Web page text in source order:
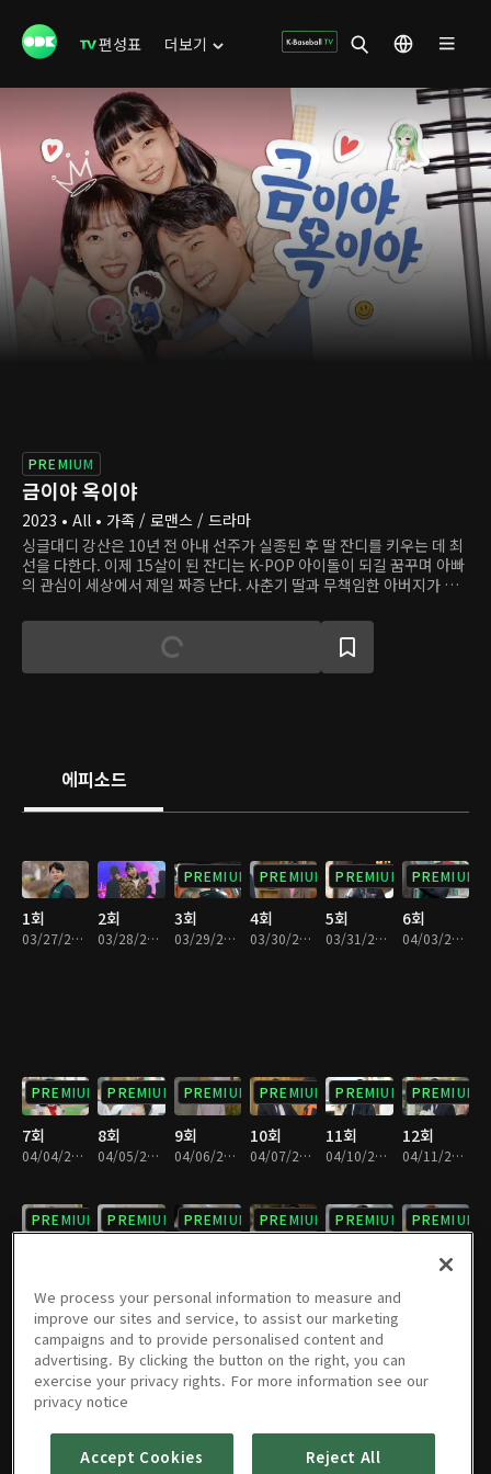
편성표 더보기
PREMIUM
금이야 옥이야
2023 • All • 가족 / 로맨스 / 드라마
싱글대디 강산은 10년 전 아내 선주가 실종된 후 딸 잔디를 키우는 데 최
선을 다한다. 이제 15살이 된 잔디는 K-POP 아이돌이 되길 꿈꾸며 아빠
의 관심이 세상에서 제일 짜증 난다. 사춘기 딸과 무책임한 아버지가 치
때, 한줄기 빛처럼 새로운 사랑이 찾아온다. 큰 식품기업 집안의 딸 미래
는 친부에게 버려지고 입양된 아픔이 있고, 자신처럼 상처받은 아이들의
치유를 돕고 싶다는 꿈을 품고 있다. 그 꿈을 실현하는 첫발을 내딛는 시
에피소드
1회
03/27/2023 • 28분
2회
03/28/2023 • 29분
PREMIUM
3회
03/29/2023 • 29분
PREMIUM
4회
03/30/2023 • 29분
PREMIUM
5회
03/31/2023 • 29분
PREMIUM
6회
04/03/2023 • 29분
PREMIUM
7회
04/04/2023 • 28분
PREMIUM
8회
04/05/2023 • 28분
PREMIUM
9회
04/06/2023 • 29분
PREMIUM
10회
04/07/2023 • 29분
PREMIUM
11회
04/10/2023 • 29분
PREMIUM
12회
04/11/2023 • 29분
PREMIUM PREMIUM PREMIUM PREMIUM PREMIUM PREMIUM
PREMIUM
19회
04/20/2023 • 28분
PREMIUM
20회
PREMIUM
21회
PREMIUM
22회
PREMIUM
23회 24회
We process your personal information to measure and
improve our sites and service, to assist our marketing
campaigns and to provide personalised content and
advertising. By clicking the button on the right, you can
exercise your privacy rights. For more information see our
privacy notice
Accept Cookies Reject All